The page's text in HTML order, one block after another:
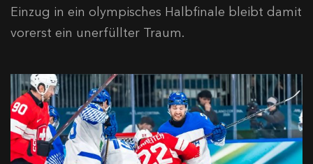
Einzug in ein olympisches Halbfinale bleibt damit
vorerst ein unerfüllter Traum.